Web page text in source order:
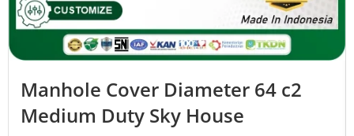
Manhole Cover Diameter 64 c2
Medium Duty Sky House